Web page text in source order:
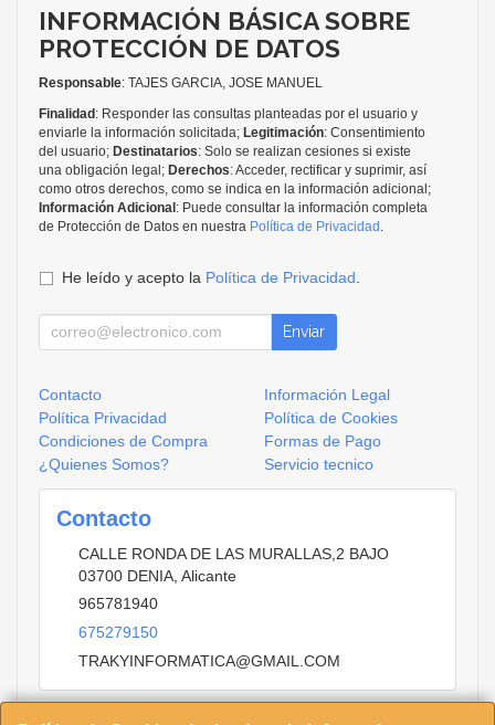
INFORMACIÓN BÁSICA SOBRE
PROTECCIÓN DE DATOS
Responsable: TAJES GARCIA, JOSE MANUEL
Finalidad : Responder las consultas planteadas por el usuario y
enviarle la información solicitada; Legitimación: Consentimiento
del usuario; Destinatarios: Solo se realizan cesiones si existe
una obligación legal; Derechos: Acceder, rectificar y suprimir, así
como otros derechos, como se indica en la información adicional;
Información Adicional : Puede consultar la información completa
de Protección de Datos en nuestra Política de Privacidad
He leído y acepto la Política de Privacidad
Enviar
Contacto
Información Legal
Política Privacidad
Política de Cookies
Condiciones de Compra
Formas de Pago
¿Quienes Somos?
Servicio tecnico
Contacto
CALLE RONDA DE LAS MURALLAS,2 BAJO
03700 DENIA Alicante
965781940
675279150
TRAKYINFORMATICA@GMAIL.COM